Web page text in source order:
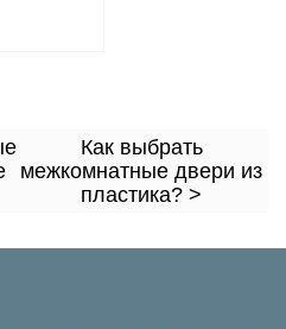
Как выбрать
межкомнатные двери из
пластика? >